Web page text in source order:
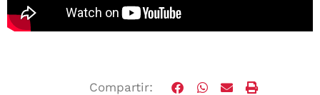
Compartir: